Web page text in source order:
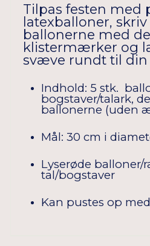
Tilpas festen med
latexballoner,
ballonerne med
klistermærker og
svæve rundt til din
Indhold: 5 stk.
bogstaver/talark,
ballonerne (uden
Mål: 30 cm i
Lyserøde balloner/
tal/bogstaver
Kan pustes op